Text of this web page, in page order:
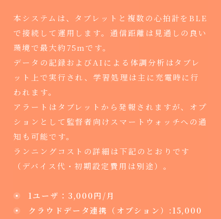
本システムは、タブレットと複数の心拍計をBLE
で接続して運用します。通信距離は見通しの良い
環境で最大約75mです。
データの記録およびAIによる体調分析はタブレ
ット上で実行され、学習処理は主に充電時に行
われます。
アラートはタブレットから発報されますが、オプ
ションとして監督者向けスマートウォッチへの通
知も可能です。
ランニングコストの詳細は下記のとおりです
（デバイス代・初期設定費用は別途）。
1ユーザ：3,000円/月
クラウドデータ連携（オプション）:15,000